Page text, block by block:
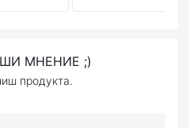
МНЕНИЕ ;)
продукта.